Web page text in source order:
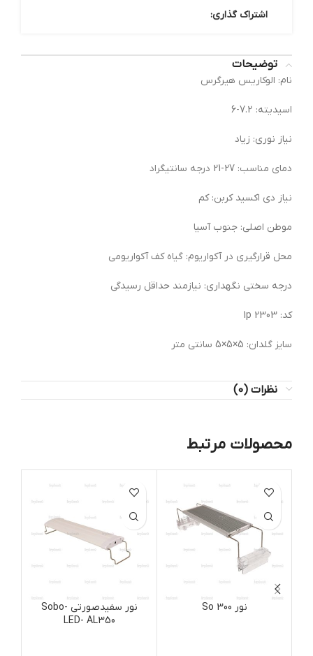
اشتراک گذاری:
توضیحات
نام: الوکاریس هیرگرس
اسیدیته: 7.2-6
نیاز نوری: زیاد
دمای مناسب: 27-21 درجه سانتیگراد
نیاز دی اکسید کربن: کم
موطن اصلی: جنوب آسیا
محل قرارگیری در آکواریوم: گیاه کف آکواریومی
درجه سختی نگهداری: نیازمند حداقل رسیدگی
کد: 2303 1p
سایز گلدان: 5×5×5 سانتی متر
نظرات (0)
محصولات مرتبط
نور So 300
نور سفیدصورتی Sobo-
LED- AL350